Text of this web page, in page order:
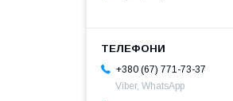
+380 (67) 771-73-37
Viber, WhatsApp